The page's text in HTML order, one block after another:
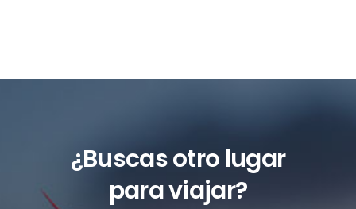
¿Buscas otro lugar
para viajar?